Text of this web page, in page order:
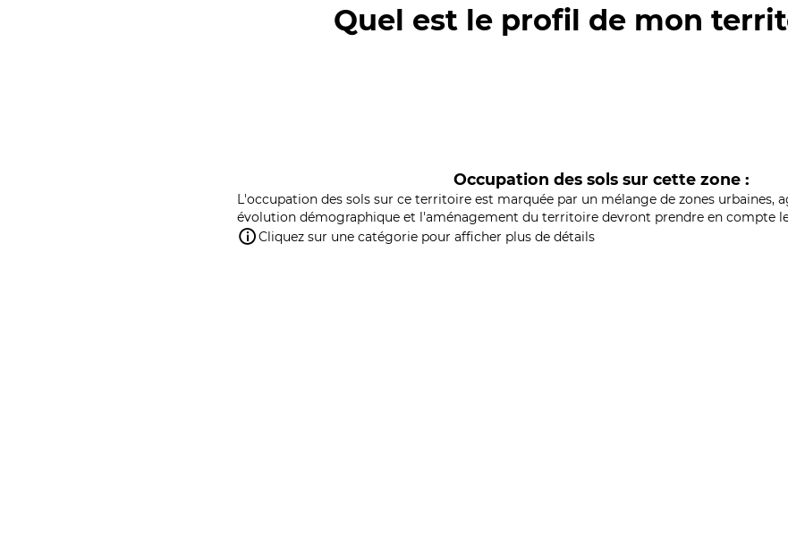
Quel est le profil de mon
Occupation des sols sur cette zone :
L'occupation des sols sur ce territoire est marquée par un mélange de zones urbaines,
évolution démographique et l'aménagement du territoire devront prendre en compte
Cliquez sur une catégorie pour afficher plus de détails